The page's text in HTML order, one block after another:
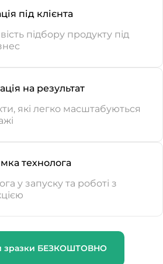
під клієнта
підбору продукту під
на результат
які легко масштабуються
технолога
у запуску та роботі з
зразки БЕЗКОШТОВНО